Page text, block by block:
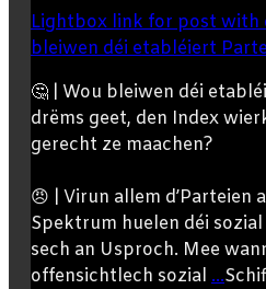
Lightbox link for post with
bleiwen déi etabléiert
🤔 | Wou bleiwen déi
drëms geet, den Index
gerecht ze maachen?
😠 | Virun allem d’Parteien
Spektrum huelen déi
sech an Usproch. Mee
offensichtlech sozial ...